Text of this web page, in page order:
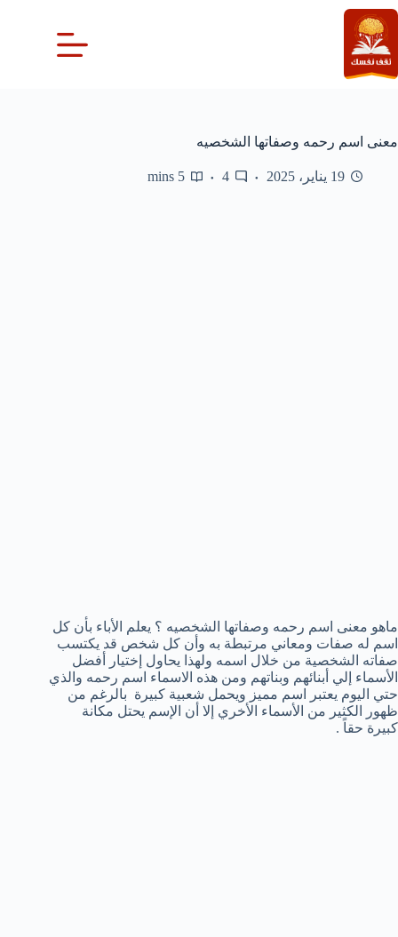
التجاوز
إلى
المحتوى
معنى اسم رحمه وصفاتها الشخصيه
19 يناير، 2025 4
5 mins
ماهو معنى اسم رحمه وصفاتها الشخصيه ؟ يعلم الأباء بأن كل
اسم له صفات ومعاني مرتبطة به وأن كل شخص قد يكتسب
صفاته الشخصية من خلال اسمه ولهذا يحاول إختيار أفضل
الأسماء إلي أبنائهم وبناتهم ومن هذه الاسماء اسم رحمه والذي
حتي اليوم يعتبر اسم مميز ويحمل شعبية كبيرة بالرغم من
ظهور الكثير من الأسماء الأخري إلا أن الإسم يحتل مكانة
كبيرة حقاً .